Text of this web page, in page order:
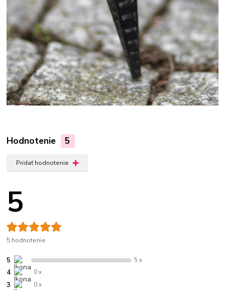
Hodnotenie 5
Pridať hodnotenie
5
5 hodnotenie
5 5 x
4 0 x
3 0 x